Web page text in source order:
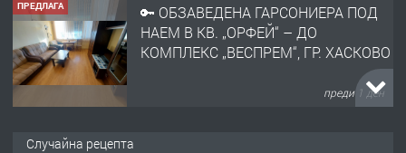
ПРЕДЛАГА
НАПЪЛНО ОБЗАВЕДЕН И
ОБОРУДВАН ТРИСТАЕН
АПАРТАМЕНТ В ЦЕНТЪРА НА ГР.
преди 2 дни
Случайна рецепта